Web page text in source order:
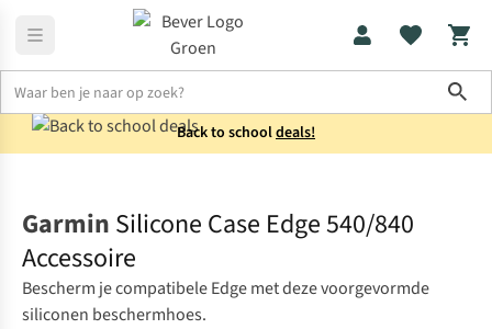
Back to schooldeals!
Garmin Silicone Case Edge 540/840
Accessoire
Bescherm je compatibele Edge met deze voorgevormde
siliconen beschermhoes.